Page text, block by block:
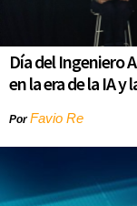
Día del Ingeniero
en la era de la IA
PorFavio Re